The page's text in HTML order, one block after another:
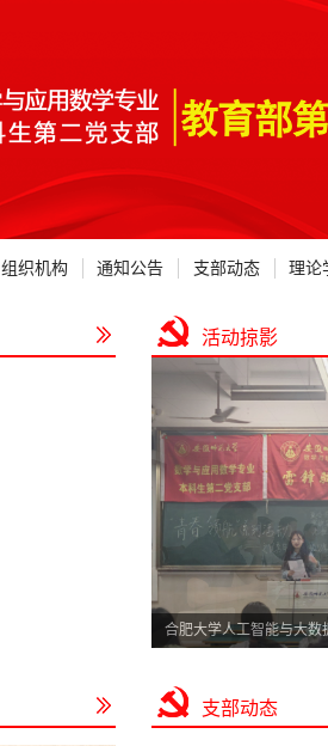
组织机构 通知公告 支部动态 理论
活动掠影
合肥大学人工智能与大数
生命科学学院来院调研交
支部动态